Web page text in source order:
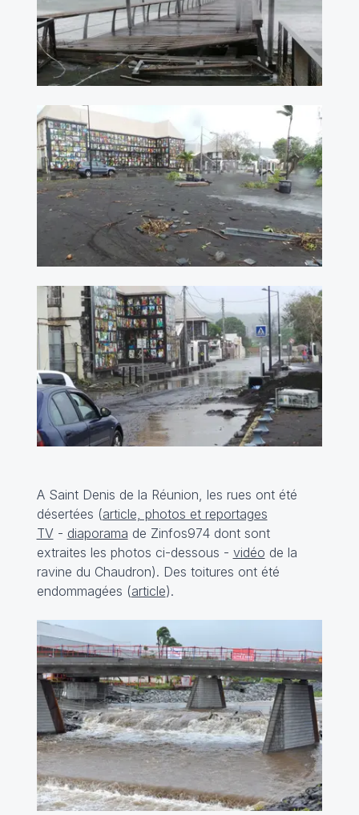
A Saint Denis de la Réunion, les rues ont été
désertées (article, photos et reportages
TV- diaporama de Zinfos974 dont sont
extraites les photos ci-dessous - vidéo de la
ravine du Chaudron). Des toitures ont été
endommagées (article).